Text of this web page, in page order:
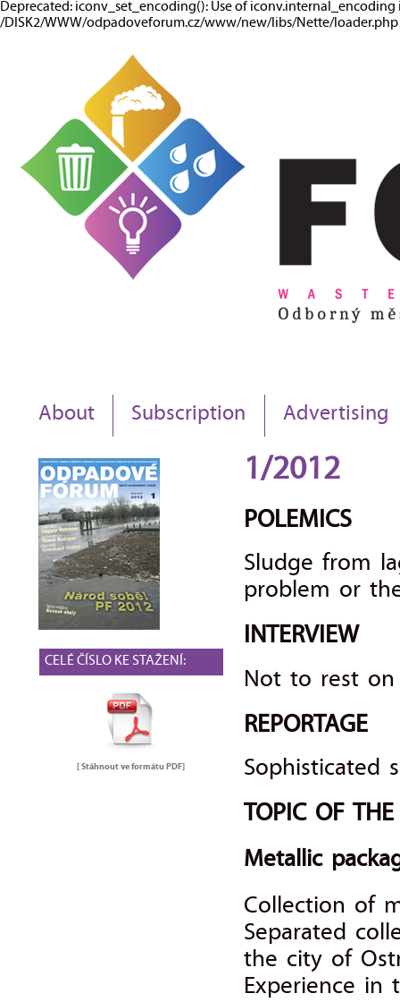
Deprecated: iconv_set_encoding(): Use of iconv.internal_encoding
/DISK2/WWW/odpadoveforum.cz/www/new/libs/Nette/loader.php
About Subscription Advertising
CELÉ ČÍSLO KE STAŽENÍ:
[ Stáhnout ve formátuPDF]
1/2012
POLEMICS
Sludge from
problem or
INTERVIEW
Not to rest on
REPORTAGE
Sophisticated
TOPIC OF
Metallic
Collection of
Separated
the city of
Experience in